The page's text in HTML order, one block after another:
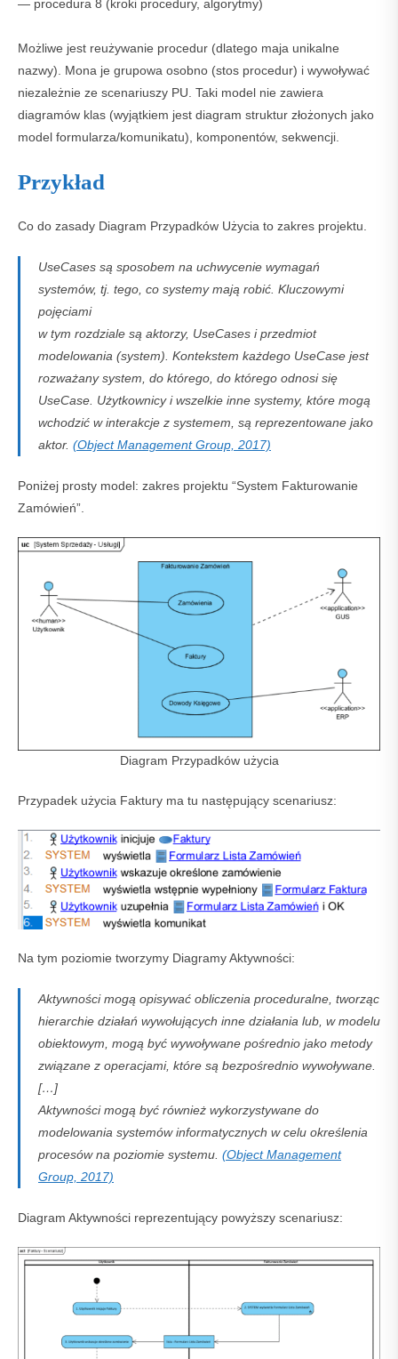
— procedura 8 (kroki procedury, algorytmy)
Możliwe jest reużywanie procedur (dlatego maja unikalne
nazwy). Mona je grupowa osobno (stos procedur) i wywoływać
niezależnie ze scenariuszy PU. Taki model nie zawiera
diagramów klas (wyjątkiem jest diagram struktur złożonych jako
model formularza/komunikatu), komponentów, sekwencji.
Przykład
Co do zasady Diagram Przypadków Użycia to zakres projektu.
UseCases są sposobem na uchwycenie wymagań
systemów, tj. tego, co systemy mają robić. Kluczowymi
pojęciami
w tym rozdziale są aktorzy, UseCases i przedmiot
modelowania (system). Kontekstem każdego UseCase jest
rozważany system, do którego, do którego odnosi się
UseCase. Użytkownicy i wszelkie inne systemy, które mogą
wchodzić w interakcje z systemem, są reprezentowane jako
aktor. (Object Management Group, 2017)
Poniżej prosty model: zakres projektu “System Fakturowanie
Zamówień”.
Diagram Przypadków użycia
Przypadek użycia Faktury ma tu następujący scenariusz:
Na tym poziomie tworzymy Diagramy Aktywności:
Aktywności mogą opisywać obliczenia proceduralne, tworząc
hierarchie działań wywołujących inne działania lub, w modelu
obiektowym, mogą być wywoływane pośrednio jako metody
związane z operacjami, które są bezpośrednio wywoływane.
[…]
Aktywności mogą być również wykorzystywane do
modelowania systemów informatycznych w celu określenia
procesów na poziomie systemu. (Object Management
Group, 2017)
Diagram Aktywności reprezentujący powyższy scenariusz: